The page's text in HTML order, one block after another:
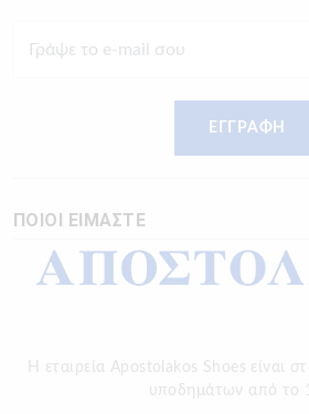
ΕΓΓΡΑΦΗ
ΠΟΙΟΙ ΕΙΜΑΣΤΕ
Η εταιρεία Apostolakos Shoes είναι
υποδημάτων από το